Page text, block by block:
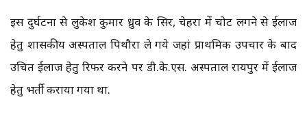
इस दुर्घटना से लुकेश कुमार ध्रुव के सिर, चेहरा में चोट लगने से ईलाज
हेतु शासकीय अस्पताल पिथौरा ले गये जहां प्राथमिक उपचार के बाद
उचित ईलाज हेतु‍ रिफर करने पर डी.के.एस. अस्पताल रायपुर में ईलाज
हेतु भर्ती कराया गया था.